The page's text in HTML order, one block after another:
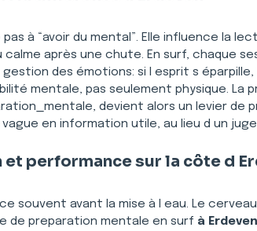
à “avoir du mental”. Elle influence la
après une chute. En surf, chaque
des émotions: si l esprit s
mentale, pas seulement physique. La
devient alors un levier de
en information utile, au lieu d un
performance sur la côte d
souvent avant la mise à l eau. Le
de preparation mentale en surf à Erdeven